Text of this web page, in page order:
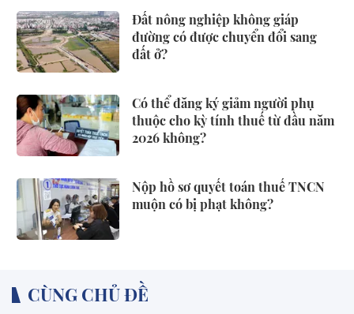
Đất nông nghiệp không giáp
đường có được chuyển đổi sang
đất ở?
Có thể đăng ký giảm người phụ
thuộc cho kỳ tính thuế từ đầu năm
2026 không?
Nộp hồ sơ quyết toán thuế TNCN
muộn có bị phạt không?
CÙNG CHỦ ĐỀ